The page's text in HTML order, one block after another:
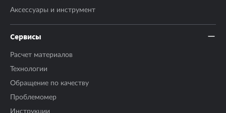
Аксесcуары и инструмент
Сервисы
Расчет материалов
Технологии
Обращение по качеству
Проблемомер
Инструкции